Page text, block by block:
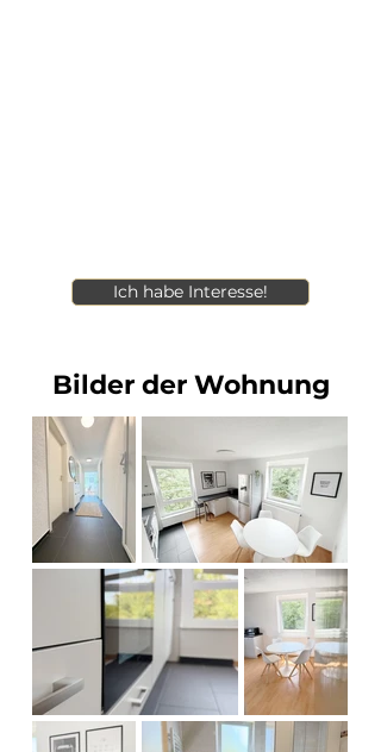
Ich habe Interesse!
Bilder der Wohnung